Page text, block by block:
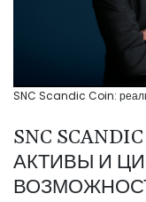
SNC Scandic Coin:
SNC
АКТИВЫ И